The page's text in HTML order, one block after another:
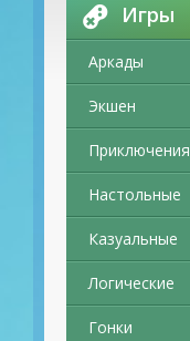
Игры
Аркады
Экшен
Приключения
Настольные
Казуальные
Логические
Гонки